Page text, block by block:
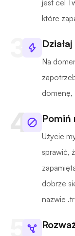
jest cel
które
Na
domenę,
Pomiń
Użycie
sprawić,
dobrze
nazwie